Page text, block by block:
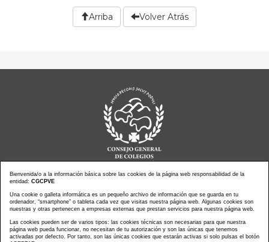
Arriba Volver Atrás
Noticias actualidad
Agenda de Actos
Revistas
PressClip
Multimedias
Contacto
Aviso Legal
Política Privacidad
Bienvenida/o a la información básica sobre las cookies de la página web responsabilidad de la
entidad: CGCPVE
Una cookie o galleta informática es un pequeño archivo de información que se guarda en tu
ordenador, “smartphone” o tableta cada vez que visitas nuestra página web. Algunas cookies son
nuestras y otras pertenecen a empresas externas que prestan servicios para nuestra página web.
Las cookies pueden ser de varios tipos: las cookies técnicas son necesarias para que nuestra
página web pueda funcionar, no necesitan de tu autorización y son las únicas que tenemos
activadas por defecto. Por tanto, son las únicas cookies que estarán activas si solo pulsas el botón